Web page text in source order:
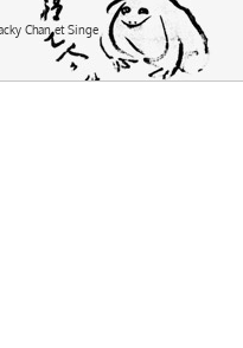
Chan et Singe